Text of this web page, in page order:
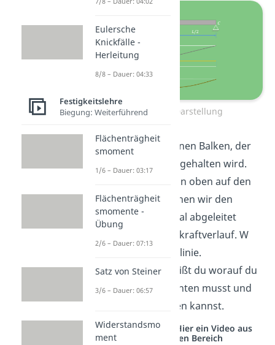
Graphische Darstellung
Hierbei haben wir einen Balken, der
von zwei Festlagern gehalten wird.
Die Kraft F drückt von oben auf den
Balken. Darunter sehen wir den
Biegemoment. Einmal abgeleitet
ergibt sich der Querkraftverlauf. W
entspricht der Biegelinie.
Sehr schön! Nun weißt du worauf du
bei der Biegelinie achten musst und
wie du Sie bestimmen kannst.
Studyflix vernetzt: Hier ein Video aus
einem anderen Bereich
Eulersche
Knickfälle -
Herleitung
8/8 – Dauer: 04:33
Festigkeitslehre
Biegung: Weiterführend
Flächenträgheit
smoment
1/6 – Dauer: 03:17
Flächenträgheit
smomente -
Übung
2/6 – Dauer: 07:13
Satz von Steiner
3/6 – Dauer: 06:57
Widerstandsmo
ment